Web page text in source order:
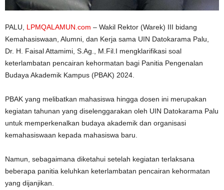
PALU, LPMQALAMUN.com – Wakil Rektor (Warek) III bidang
Kemahasiswaan, Alumni, dan Kerja sama UIN Datokarama Palu,
Dr. H. Faisal Attamimi, S.Ag., M.Fil.I mengklarifikasi soal
keterlambatan pencairan kehormatan bagi Panitia Pengenalan
Budaya Akademik Kampus (PBAK) 2024.
PBAK yang melibatkan mahasiswa hingga dosen ini merupakan
kegiatan tahunan yang diselenggarakan oleh UIN Datokarama Palu
untuk memperkenalkan budaya akademik dan organisasi
kemahasiswaan kepada mahasiswa baru.
Namun, sebagaimana diketahui setelah kegiatan terlaksana
beberapa panitia keluhkan keterlambatan pencairan kehormatan
yang dijanjikan.